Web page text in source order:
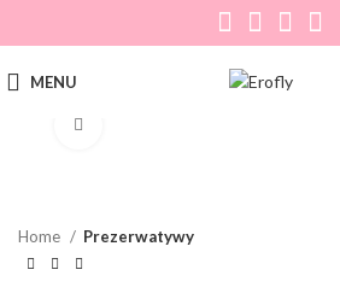
MENU
Home Prezerwatywy